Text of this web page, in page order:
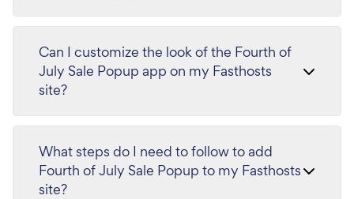
Can I customize the look of the Fourth of
July Sale Popup app on my Fasthosts
site?
What steps do I need to follow to add
Fourth of July Sale Popup to my Fasthosts
site?